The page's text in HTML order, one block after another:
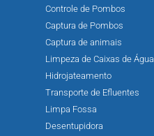
Controle de Pombos
Captura de Pombos
Captura de animais
Limpeza de Caixas de Água
Hidrojateamento
Transporte de Efluentes
Limpa Fossa
Desentupidora